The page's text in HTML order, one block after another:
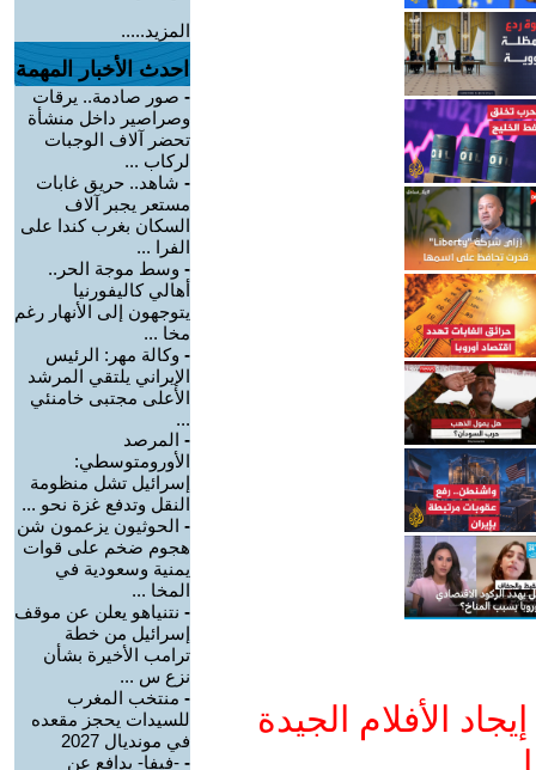
الأفلام الجيدة
المزيد.....
احدث الأخبار المهمة
- صور صادمة.. يرقات
وصراصير داخل منشأة
تحضر آلاف الوجبات
لركاب ...
- شاهد.. حريق غابات
مستعر يجبر آلاف
السكان بغرب كندا على
الفرا ...
- وسط موجة الحر..
أهالي كاليفورنيا
يتوجهون إلى الأنهار رغم
مخا ...
- وكالة مهر: الرئيس
الإيراني يلتقي المرشد
الأعلى مجتبى خامنئي
...
- المرصد
الأورومتوسطي:
إسرائيل تشل منظومة
النقل وتدفع غزة نحو ...
- الحوثيون يزعمون شن
هجوم ضخم على قوات
يمنية وسعودية في
المخا ...
- نتنياهو يعلن عن موقف
إسرائيل من خطة
ترامب الأخيرة بشأن
نزع س ...
- منتخب المغرب
للسيدات يحجز مقعده
في مونديال 2027
- -فيفا- يدافع عن